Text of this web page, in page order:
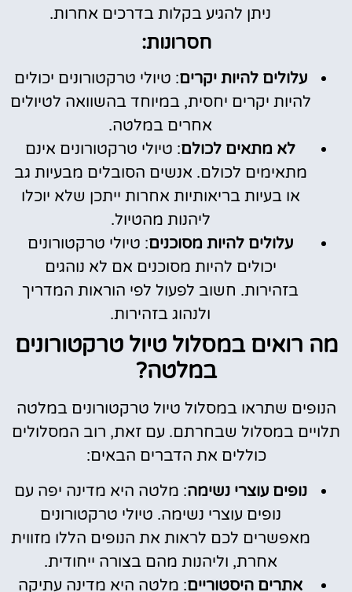
ניתן להגיע בקלות בדרכים אחרות.
חסרונות:
עלולים להיות יקרים: טיולי טרקטורונים יכולים
להיות יקרים יחסית, במיוחד בהשוואה לטיולים
אחרים במלטה.
לא מתאים לכולם: טיולי טרקטורונים אינם
מתאימים לכולם. אנשים הסובלים מבעיות גב
או בעיות בריאותיות אחרות ייתכן שלא יוכלו
ליהנות מהטיול.
עלולים להיות מסוכנים: טיולי טרקטורונים
יכולים להיות מסוכנים אם לא נוהגים
בזהירות. חשוב לפעול לפי הוראות המדריך
ולנהוג בזהירות.
מה רואים במסלול טיול טרקטורונים
במלטה?
הנופים שתראו במסלול טיול טרקטורונים במלטה
תלויים במסלול שבחרתם. עם זאת, רוב המסלולים
כוללים את הדברים הבאים:
נופים עוצרי נשימה: מלטה היא מדינה יפה עם
נופים עוצרי נשימה. טיולי טרקטורונים
מאפשרים לכם לראות את הנופים הללו מזווית
אחרת, וליהנות מהם בצורה ייחודית.
אתרים היסטוריים: מלטה היא מדינה עתיקה